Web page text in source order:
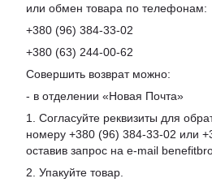
или обмен товара по телефонам:
+380 (96) 384-33-02
+380 (63) 244-00-62
Совершить возврат можно:
- в отделении «Новая Почта»
1. Согласуйте реквизиты для
номеру +380 (96) 384-33-02 или
оставив запрос на e-mail
2. Упакуйте товар.